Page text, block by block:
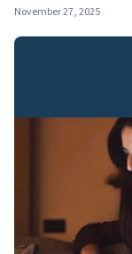
November 27, 2025